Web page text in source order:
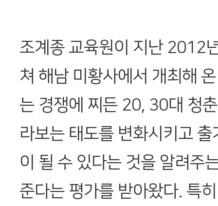
조계종 교육원이 지난 2012
쳐 해남 미황사에서 개최해
는 경쟁에 찌든 20, 30대 청
라보는 태도를 변화시키고
이 될 수 있다는 것을 알려주
준다는 평가를 받아왔다. 특